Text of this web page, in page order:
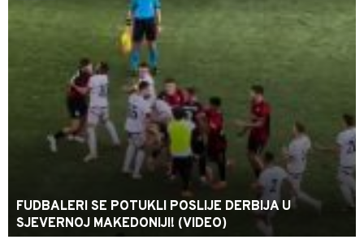
FUDBALERI SE POTUKLI POSLIJE DERBIJA U
SJEVERNOJ MAKEDONIJI! (VIDEO)